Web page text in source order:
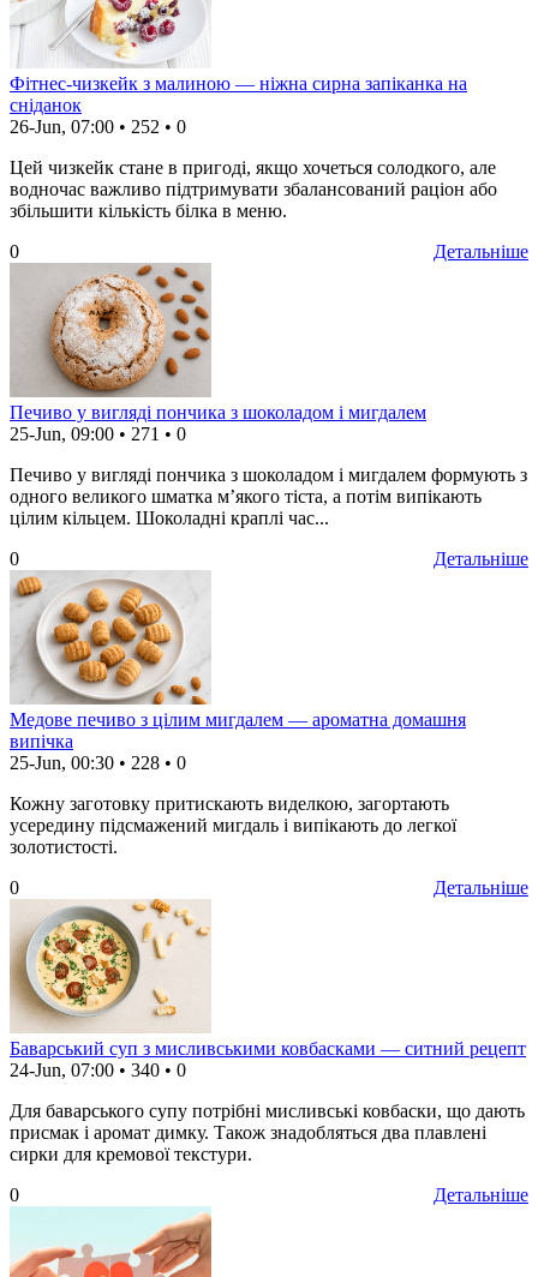
Фітнес-чизкейк з малиною — ніжна сирна запіканка на
сніданок
26-Jun, 07:00 • 252 • 0
Цей чизкейк стане в пригоді, якщо хочеться солодкого, але
водночас важливо підтримувати збалансований раціон або
збільшити кількість білка в меню.
Детальніше
0
Печиво у вигляді пончика з шоколадом і мигдалем
25-Jun, 09:00 • 271 • 0
Печиво у вигляді пончика з шоколадом і мигдалем формують з
одного великого шматка м’якого тіста, а потім випікають
цілим кільцем. Шоколадні краплі час...
Детальніше
0
Медове печиво з цілим мигдалем — ароматна домашня
випічка
25-Jun, 00:30 • 228 • 0
Кожну заготовку притискають виделкою, загортають
усередину підсмажений мигдаль і випікають до легкої
золотистості.
Детальніше
0
Баварський суп з мисливськими ковбасками — ситний рецепт
24-Jun, 07:00 • 340 • 0
Для баварського супу потрібні мисливські ковбаски, що дають
присмак і аромат димку. Також знадобляться два плавлені
сирки для кремової текстури.
Детальніше
0